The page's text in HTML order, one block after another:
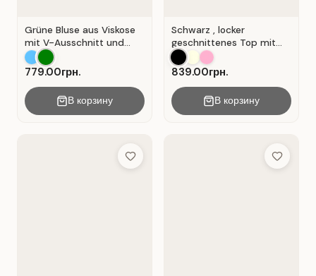
Grüne Bluse aus Viskose
mit V-Ausschnitt und
Wickeloptik. Grün.
779.00грн.
В корзину
Schwarz , locker
geschnittenes Top mit
durchbrochener
Spitzeneinlage.
839.00грн.
В корзину
Add to Wish List Add to